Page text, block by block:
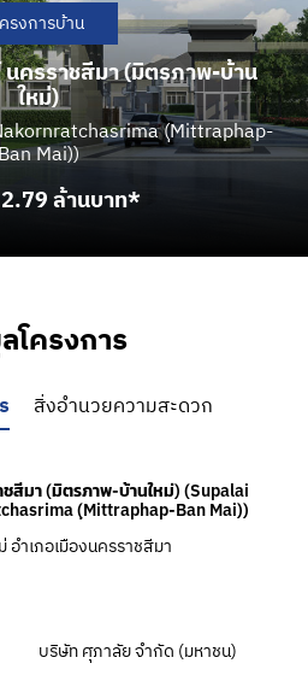
รงการบ้าน
ครราชสีมา (มิตรภาพ-บ้าน
ใหม่)
(ฺMittraphap-
Mai))
ล้านบาท*
โครงการ
สิ่งอำนวยความสะดวก
ชสีมา (มิตรภาพ-บ้านใหม่) (Supalai
(ฺMittraphap-Ban Mai))
ำเภอเมืองนครราชสีมา
บริษัท ศุภาลัย จำกัด (มหาชน)